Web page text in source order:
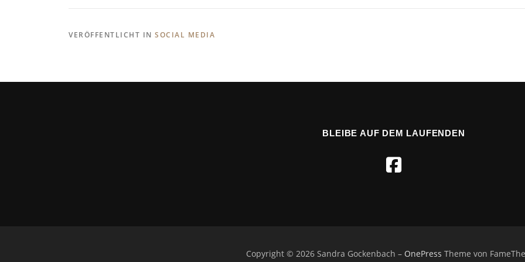
VERÖFFENTLICHT IN SOCIAL MEDIA
BLEIBE AUF DEM LAUFENDEN
Copyright © 2026 Sandra Gockenbach – OnePress Theme von